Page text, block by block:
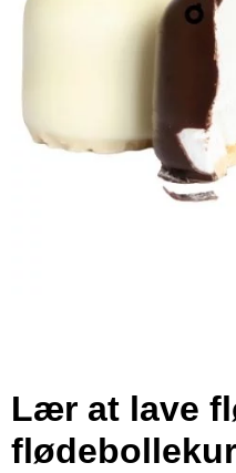
Lær at lave